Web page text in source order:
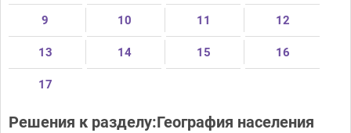
9 10 11 12
13 14 15 16
17
Решения к разделу:География населения